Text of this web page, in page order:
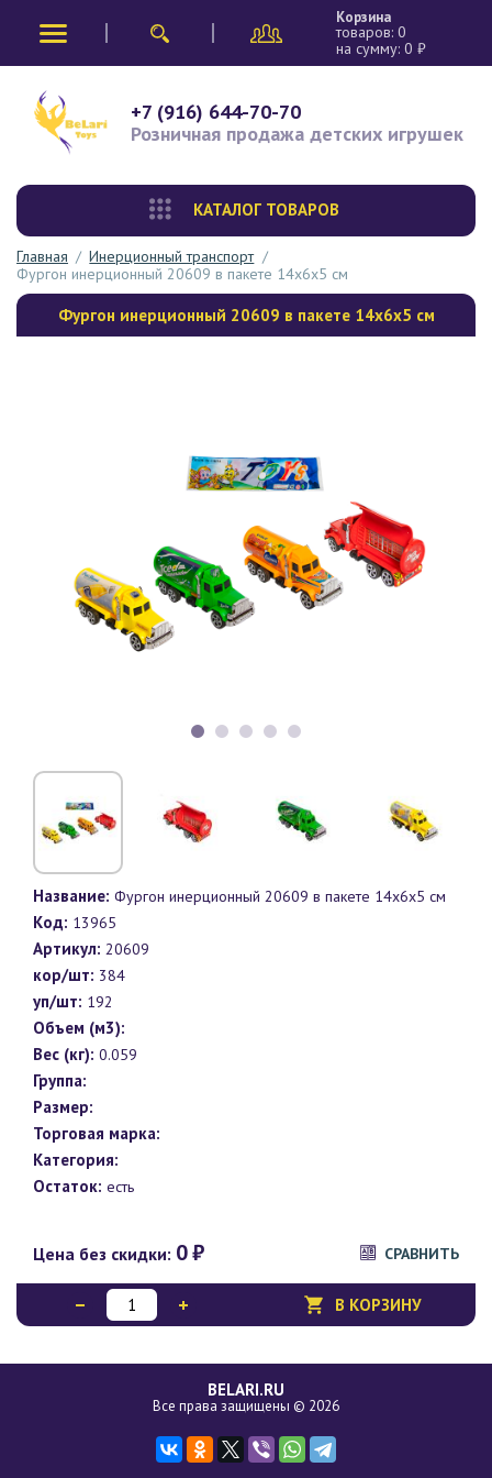
Корзина
товаров: 0
на сумму: 0₽
+7 (916) 644-70-70
Розничная продажа детских игрушек
КАТАЛОГ ТОВАРОВ
Главная / Инерционный транспорт /
Фургон инерционный 20609 в пакете 14х6х5 см
Фургон инерционный 20609 в пакете 14х6х5 см
Название: Фургон инерционный 20609 в пакете 14х6х5 см
Код: 13965
Артикул: 20609
кор/шт: 384
уп/шт: 192
Объем (м3):
Вес (кг): 0.059
Группа:
Размер:
Торговая марка:
Категория:
Остаток: есть
Цена без скидки: 0₽ СРАВНИТЬ
В КОРЗИНУ
BELARI.RU
Все права защищены © 2026